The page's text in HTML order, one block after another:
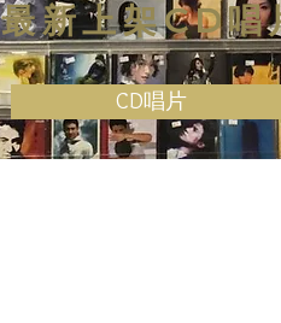
最新上架CD唱
CD唱片